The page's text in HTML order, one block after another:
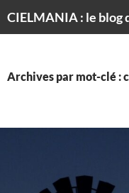
Archives par mot-clé :